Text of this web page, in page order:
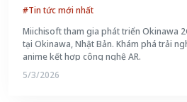
#Tin tức mới nhất
Miichisoft tham gia phát triển Okinawa
tại Okinawa, Nhật Bản. Khám phá trải
anime kết hợp công nghệ AR.
5/3/2026